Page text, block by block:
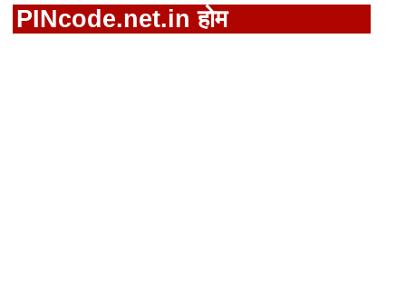
PINcode.net.in होम